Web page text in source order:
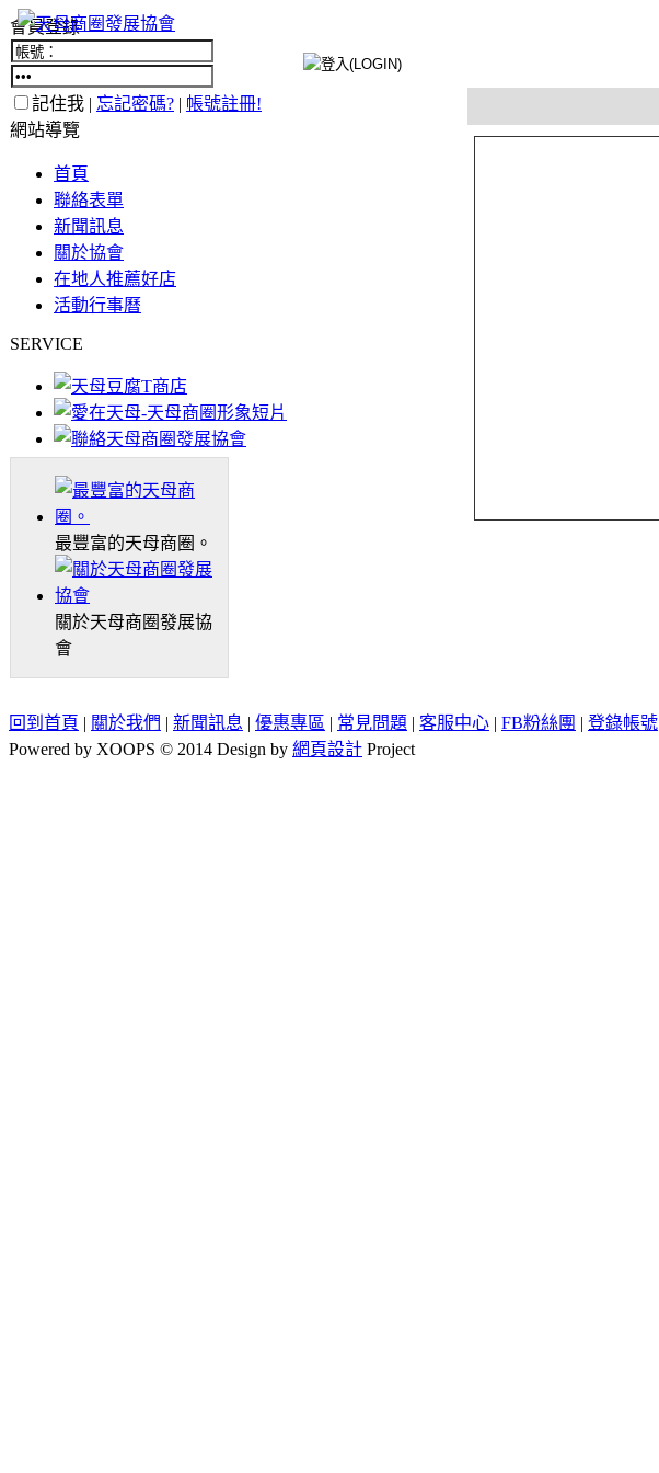
會員登錄
記住我 | 忘記密碼? | 帳號註冊!
網站導覽
首頁
聯絡表單
新聞訊息
關於協會
在地人推薦好店
活動行事曆
SERVICE
最豐富的天母商圈。
關於天母商圈發展協
會
回到首頁 | 關於我們 | 新聞訊息 | 優惠專區 | 常見問題 | 客服中心 | FB粉絲團 | 登錄帳號
Powered by XOOPS © 2014 Design by 網頁設計 Project